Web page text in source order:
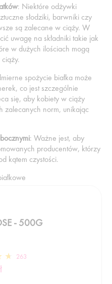
: Niektóre odżywki
słodziki, barwniki czy
są zalecane w ciąży. W
uwagę na składniki takie jak
w dużych ilościach mogą
spożycie białka może
co jest szczególnie
się, aby kobiety w ciąży
zalecanych norm, unikając
: Ważne jest, aby
producentów, którzy
kątem czystości.
- 500G
263